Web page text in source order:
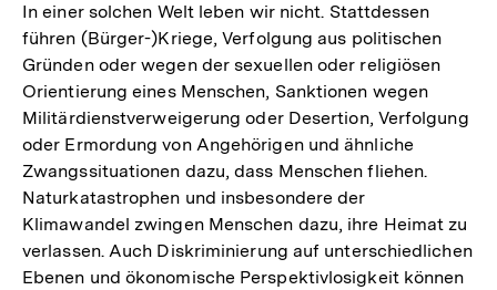
In einer solchen Welt leben wir nicht. Stattdessen
führen (Bürger-)Kriege, Verfolgung aus politischen
Gründen oder wegen der sexuellen oder religiösen
Orientierung eines Menschen, Sanktionen wegen
Militärdienstverweigerung oder Desertion, Verfolgung
oder Ermordung von Angehörigen und ähnliche
Zwangssituationen dazu, dass Menschen fliehen.
Naturkatastrophen und insbesondere der
Klimawandel zwingen Menschen dazu, ihre Heimat zu
verlassen. Auch Diskriminierung auf unterschiedlichen
Ebenen und ökonomische Perspektivlosigkeit können